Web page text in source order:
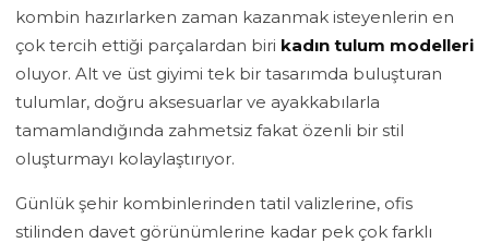
kombin hazırlarken zaman kazanmak isteyenlerin en
çok tercih ettiği parçalardan biri kadın tulum modelleri
oluyor. Alt ve üst giyimi tek bir tasarımda buluşturan
tulumlar, doğru aksesuarlar ve ayakkabılarla
tamamlandığında zahmetsiz fakat özenli bir stil
oluşturmayı kolaylaştırıyor.
Günlük şehir kombinlerinden tatil valizlerine, ofis
stilinden davet görünümlerine kadar pek çok farklı